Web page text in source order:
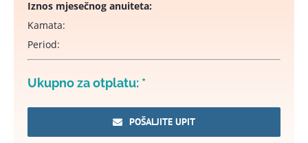
Iznos mjesečnog anuiteta:
Kamata:
Period:
Ukupno za otplatu: *
POŠALJITE UPIT